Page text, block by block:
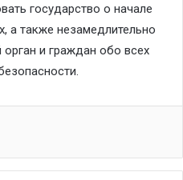
государство о начале
а также незамедлительно
и граждан обо всех